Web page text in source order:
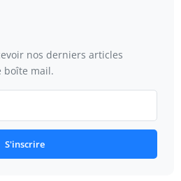
nos derniers articles
boîte mail.
S'inscrire